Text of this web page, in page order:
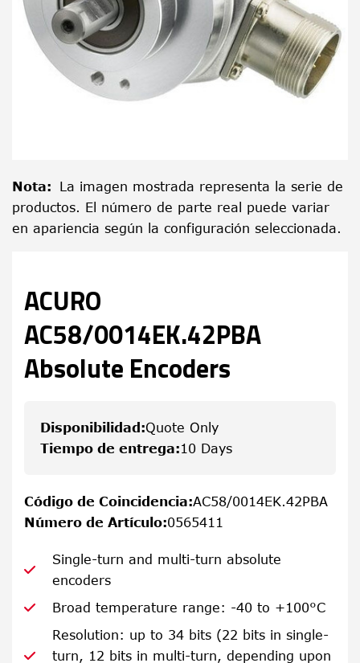
Nota: La imagen mostrada representa la serie de
productos. El número de parte real puede variar
en apariencia según la configuración seleccionada.
ACURO
AC58/0014EK.42PBA
Absolute Encoders
Disponibilidad :Quote Only
Tiempo de entrega:10 Days
Código de Coincidencia:AC58/0014EK.42PBA
Número de Artículo:0565411
Single-turn and multi-turn absolute
encoders
Broad temperature range: -40 to +100°C
Resolution: up to 34 bits (22 bits in single-
turn, 12 bits in multi-turn, depending upon